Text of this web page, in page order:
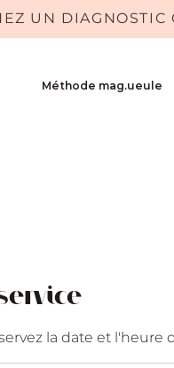
UN DIAGNOSTIC
Méthode mag.ueule
la date et l'heure